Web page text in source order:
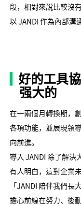
段，相對來說比較沒
以 JANDI 作為內部溝
好的工具
强大的
在一兩個月轉換期，
各項功能，並展現領
向前進。
導入 JANDI 除了解決
有人明白，這對企業
「JANDI 陪伴我們
擔心前線在努力、後